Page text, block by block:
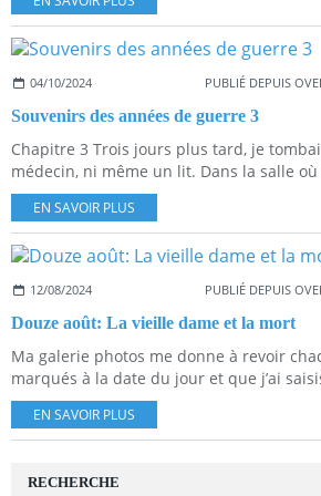
04/10/2024 PUBLIÉ DEPUIS
Souvenirs des années de guerre 3
Chapitre 3 Trois jours plus tard, je
médecin, ni même un lit. Dans la salle
EN SAVOIR PLUS
12/08/2024 PUBLIÉ DEPUIS
Douze août: La vieille dame et la mort
Ma galerie photos me donne à revoir
marqués à la date du jour et que j’ai
EN SAVOIR PLUS
RECHERCHE